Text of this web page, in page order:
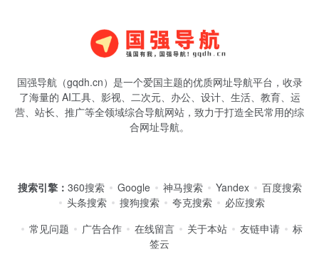
国强导航（gqdh.cn）是一个爱国主题的优质网址导航平台，收录
了海量的 AI工具、影视、二次元、办公、设计、生活、教育、运
营、站长、推广等全领域综合导航网站，致力于打造全民常用的综
合网址导航。
搜索引擎： 360搜索 Google 神马搜索 Yandex
百度搜索
头条搜索
搜狗搜索 夸克搜索
必应搜索
常见问题
广告合作 在线留言 关于本站 友链申请
标
签云